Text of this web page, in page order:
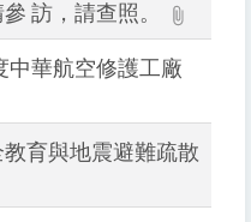
訪，請查照。
中華航空修護工廠
育與地震避難疏散